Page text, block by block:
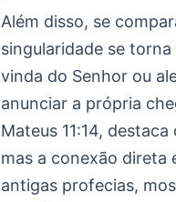
Além disso, se
singularidade se
vinda do Senhor ou
anunciar a própria
Mateus 11:14,
mas a conexão direta
antigas profecias,